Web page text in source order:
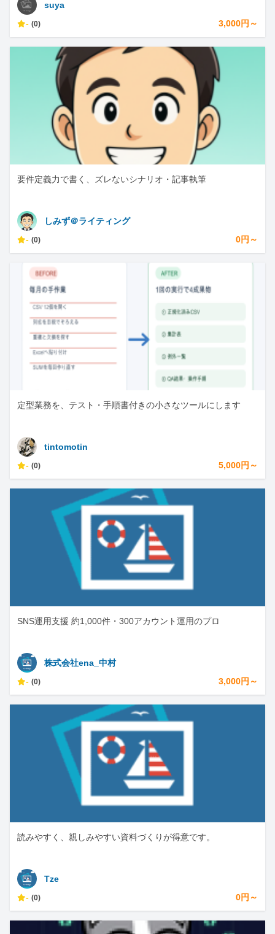
suya
- (0) 3,000円～
要件定義力で書く、ズレないシナリオ・記事執筆
しみず＠ライティング
- (0) 0円～
定型業務を、テスト・手順書付きの小さなツールにします
tintomotin
- (0) 5,000円～
SNS運用支援 約1,000件・300アカウント運用のプロ
株式会社ena_中村
- (0) 3,000円～
読みやすく、親しみやすい資料づくりが得意です。
Tze
- (0) 0円～